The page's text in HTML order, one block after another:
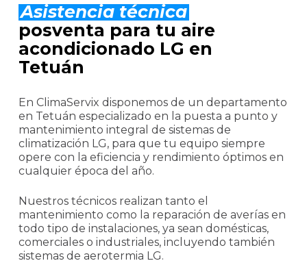
Asistencia técnica
posventa para tu aire
acondicionado LG en
Tetuán
En ClimaServix disponemos de un departamento
en Tetuán especializado en la puesta a punto y
mantenimiento integral de sistemas de
climatización LG, para que tu equipo siempre
opere con la eficiencia y rendimiento óptimos en
cualquier época del año.
Nuestros técnicos realizan tanto el
mantenimiento como la reparación de averías en
todo tipo de instalaciones, ya sean domésticas,
comerciales o industriales, incluyendo también
sistemas de aerotermia LG.